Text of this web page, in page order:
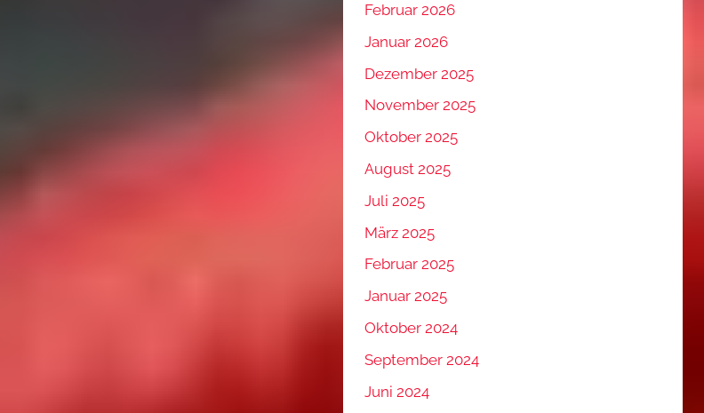
Februar 2026
Januar 2026
Dezember 2025
November 2025
Oktober 2025
August 2025
Juli 2025
März 2025
Februar 2025
Januar 2025
Oktober 2024
September 2024
Juni 2024